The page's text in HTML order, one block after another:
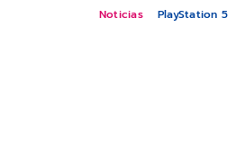
Noticias PlayStation 5